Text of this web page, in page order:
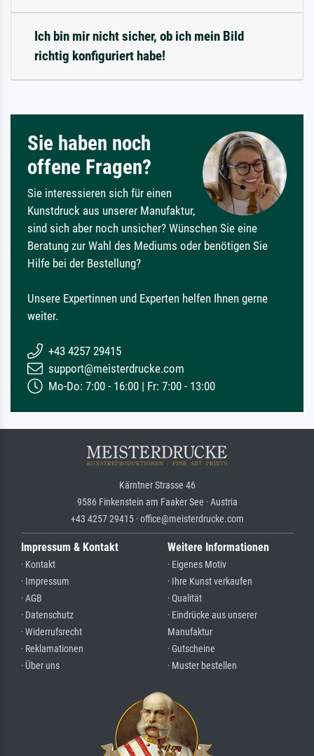
Ich bin mir nicht sicher, ob ich mein Bild
richtig konfiguriert habe!
Sie haben noch
offene Fragen?
Sie interessieren sich für einen
Kunstdruck aus unserer Manufaktur,
sind sich aber noch unsicher? Wünschen Sie eine
Beratung zur Wahl des Mediums oder benötigen Sie
Hilfe bei der Bestellung?
Unsere Expertinnen und Experten helfen Ihnen gerne
weiter.
+43 4257 29415
support@meisterdrucke.com
Mo-Do: 7:00 - 16:00 | Fr: 7:00 - 13:00
Kärntner Strasse 46
9586 Finkenstein am Faaker See · Austria
+43 4257 29415 · office@meisterdrucke.com
Impressum & Kontakt
· Kontakt
· Impressum
· AGB
· Datenschutz
· Widerrufsrecht
· Reklamationen
· Über uns
Weitere Informationen
· Eigenes Motiv
· Ihre Kunst verkaufen
· Qualität
· Eindrücke aus unserer
Manufaktur
· Gutscheine
· Muster bestellen